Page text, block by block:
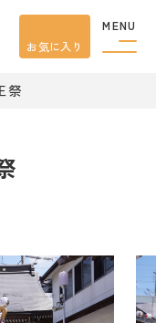
MENU
お気に入り
祭案内
メ
セス